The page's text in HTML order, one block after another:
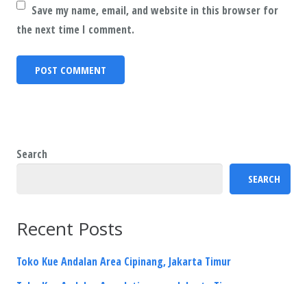
Save my name, email, and website in this browser for
the next time I comment.
Search
SEARCH
Recent Posts
Toko Kue Andalan Area Cipinang, Jakarta Timur